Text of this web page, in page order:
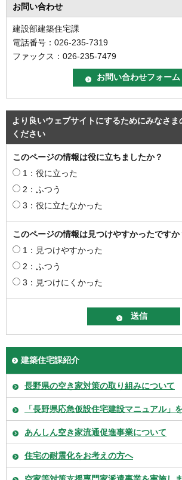
お問い合わせ
建設部建築住宅課
電話番号：026-235-7319
ファックス：026-235-7479
より良いウェブサイトにするためにみなさ
ください
このページの情報は役に立ちましたか？
1：役に立った
2：ふつう
3：役に立たなかった
このページの情報は見つけやすかったですか
1：見つけやすかった
2：ふつう
3：見つけにくかった
建築住宅課紹介
長野県の空き家対策の取り組みについて
「長野県応急仮設住宅建設マニュアル」
あんしん空き家流通促進事業について
住宅の耐震化をお考えの方へ